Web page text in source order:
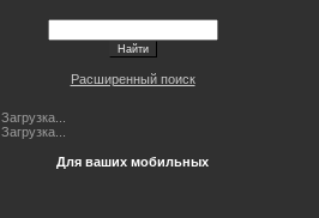
Расширенный поиск
Загрузка...
Загрузка...
Для ваших мобильных